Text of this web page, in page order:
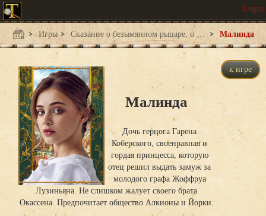
Игры Сказание о безымянном рыцаре, о странствиях, печалях и любви - 1 Малинда
к игре
Малинда
Дочь герцога Гарена
Коберского, своенравная и
гордая принцесса, которую
отец решил выдать замуж за
молодого графа Жоффруа
Лузиньяна. Не слишком жалует своего брата
Окассена. Предпочитает общество Алкионы и Йорки.